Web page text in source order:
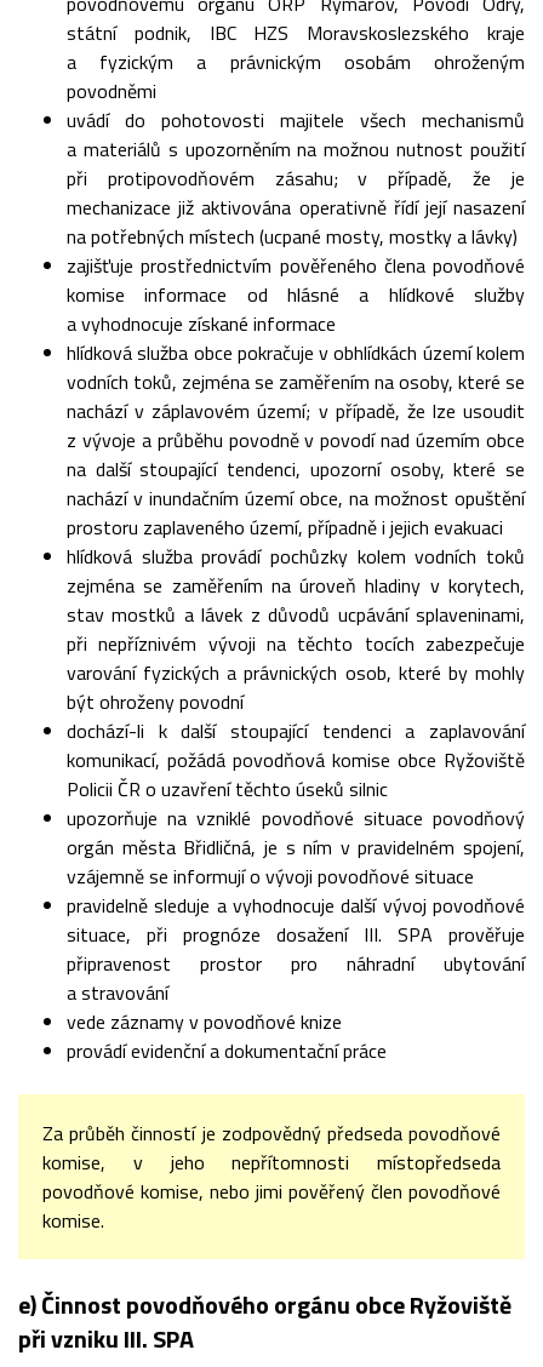
státní podnik, IBC HZS Moravskoslezského kraje
a fyzickým a právnickým osobám ohroženým
povodněmi
uvádí do pohotovosti majitele všech mechanismů
a materiálů s upozorněním na možnou nutnost použití
při protipovodňovém zásahu; v případě, že je
mechanizace již aktivována operativně řídí její nasazení
na potřebných místech (ucpané mosty, mostky a lávky)
zajišťuje prostřednictvím pověřeného člena povodňové
komise informace od hlásné a hlídkové služby
a vyhodnocuje získané informace
hlídková služba obce pokračuje v obhlídkách území kolem
vodních toků, zejména se zaměřením na osoby, které se
nachází v záplavovém území; v případě, že lze usoudit
z vývoje a průběhu povodně v povodí nad územím obce
na další stoupající tendenci, upozorní osoby, které se
nachází v inundačním území obce, na možnost opuštění
prostoru zaplaveného území, případně i jejich evakuaci
hlídková služba provádí pochůzky kolem vodních toků
zejména se zaměřením na úroveň hladiny v korytech,
stav mostků a lávek z důvodů ucpávání splaveninami,
při nepříznivém vývoji na těchto tocích zabezpečuje
varování fyzických a právnických osob, které by mohly
být ohroženy povodní
dochází-li k další stoupající tendenci a zaplavování
komunikací, požádá povodňová komise obce Ryžoviště
Policii ČR o uzavření těchto úseků silnic
upozorňuje na vzniklé povodňové situace povodňový
orgán města Břidličná, je s ním v pravidelném spojení,
vzájemně se informují o vývoji povodňové situace
pravidelně sleduje a vyhodnocuje další vývoj povodňové
situace, při prognóze dosažení III. SPA prověřuje
připravenost prostor pro náhradní ubytování
a stravování
vede záznamy v povodňové knize
provádí evidenční a dokumentační práce
Za průběh činností je zodpovědný předseda povodňové
komise, v jeho nepřítomnosti místopředseda
povodňové komise, nebo jimi pověřený člen povodňové
komise.
e) Činnost povodňového orgánu obce Ryžoviště
při vzniku III. SPA